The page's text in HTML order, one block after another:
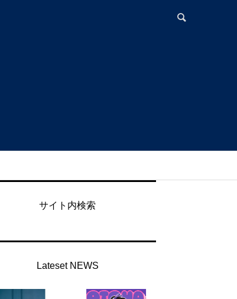
サイト内検索
Lateset NEWS